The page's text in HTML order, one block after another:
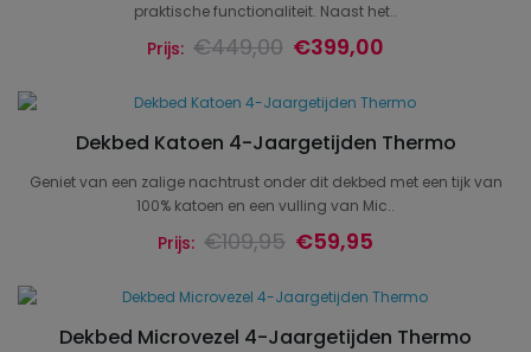
praktische functionaliteit. Naast het..
Prijs: €449,00 €399,00
Dekbed Katoen 4-Jaargetijden Thermo
Geniet van een zalige nachtrust onder dit dekbed met een tijk van
100% katoen en een vulling van Mic..
Prijs: €109,95 €59,95
Dekbed Microvezel 4-Jaargetijden Thermo